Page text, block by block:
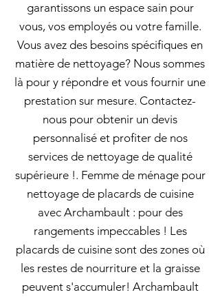
garantissons un espace sain pour
vous, vos employés ou votre famille.
Vous avez des besoins spécifiques en
matière de nettoyage? Nous sommes
là pour y répondre et vous fournir une
prestation sur mesure. Contactez-
nous pour obtenir un devis
personnalisé et profiter de nos
services de nettoyage de qualité
supérieure !. Femme de ménage pour
nettoyage de placards de cuisine
avec Archambault : pour des
rangements impeccables ! Les
placards de cuisine sont des zones où
les restes de nourriture et la graisse
peuvent s'accumuler! Archambault